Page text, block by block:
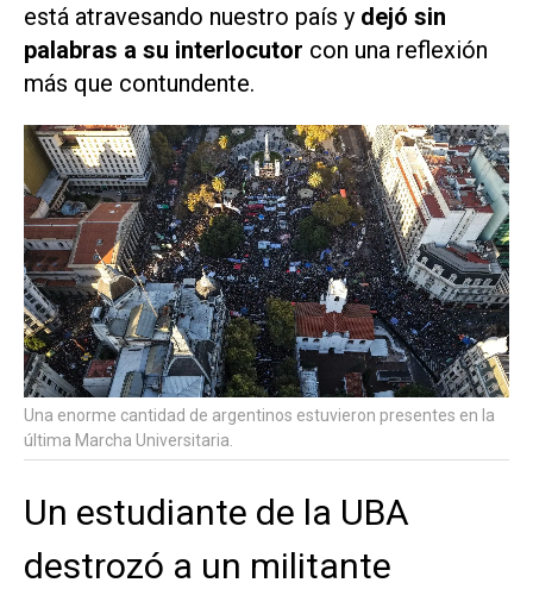
está atravesando nuestro país y dejó sin
palabras a su interlocutor con una reflexión
más que contundente.
Una enorme cantidad de argentinos estuvieron presentes en la
última Marcha Universitaria.
Un estudiante de la UBA
destrozó a un militante